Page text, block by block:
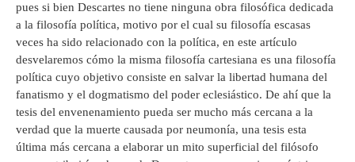
pues si bien Descartes no tiene ninguna obra filosófica dedicada
a la filosofía política, motivo por el cual su filosofía escasas
veces ha sido relacionado con la política, en este artículo
desvelaremos cómo la misma filosofía cartesiana es una filosofía
política cuyo objetivo consiste en salvar la libertad humana del
fanatismo y el dogmatismo del poder eclesiástico. De ahí que la
tesis del envenenamiento pueda ser mucho más cercana a la
verdad que la muerte causada por neumonía, una tesis esta
última más cercana a elaborar un mito superficial del filósofo